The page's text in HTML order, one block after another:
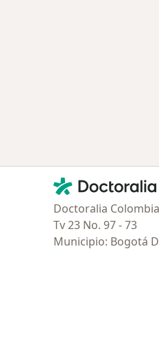
Contacto
Doctoralia - Página de
Doctoralia
Tv 23 No. 97 - 73
Municipio: Bogotá